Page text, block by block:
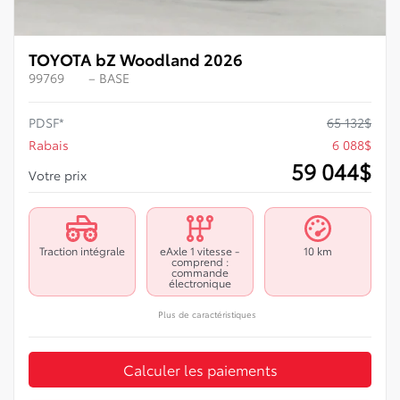
TOYOTA bZ Woodland 2026
99769 – BASE
PDSF* 65 132$
Rabais
6 088$
Votre prix
59 044$
Traction intégrale eAxle 1 vitesse -
comprend :
commande
électronique
10 km
Plus de caractéristiques
Calculer les paiements